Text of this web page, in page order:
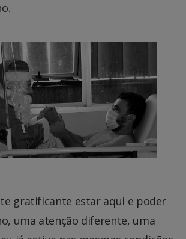
gratificante estar aqui e poder
uma atenção diferente, uma